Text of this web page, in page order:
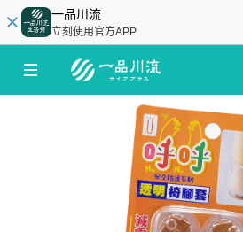
一品川流
立刻使用官方APP